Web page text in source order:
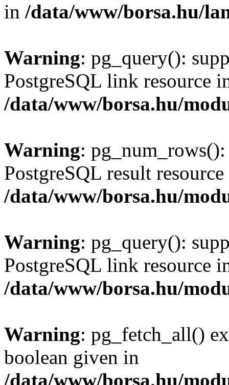
in /data/www/borsa.hu/
Warning: pg_query():
PostgreSQL link resource
/data/www/borsa.hu/
Warning:
PostgreSQL result
/data/www/borsa.hu/
Warning: pg_query():
PostgreSQL link resource
/data/www/borsa.hu/
Warning: pg_fetch_all()
boolean given in
/data/www/borsa.hu/